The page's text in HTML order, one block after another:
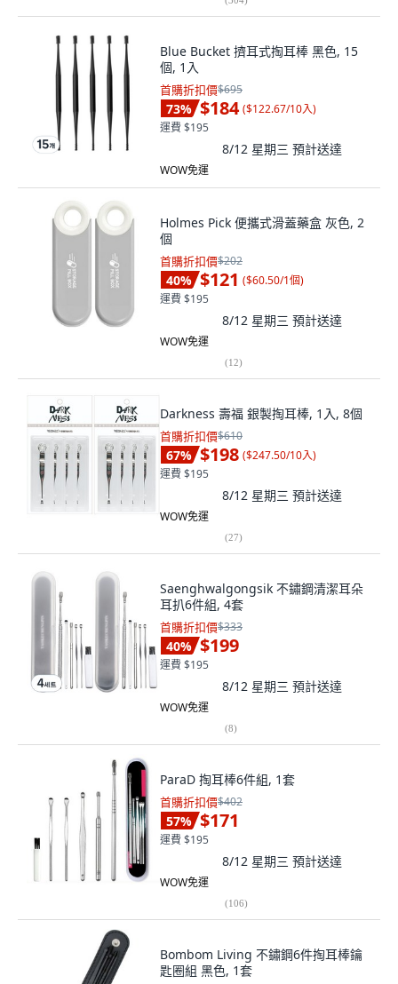
Blue Bucket 擠耳式掏耳棒 黑色, 15
個, 1入
首購折扣價$695
73% $184 ($122.67/10入)
運費 $195
8/12 星期三 預計送達
WOW免運
Holmes Pick 便攜式滑蓋藥盒 灰色, 2
個
首購折扣價$202
40% $121 ($60.50/1個)
運費 $195
8/12 星期三 預計送達
WOW免運
(12)
Darkness 壽福 銀製掏耳棒, 1入, 8個
首購折扣價$610
67% $198 ($247.50/10入)
運費 $195
8/12 星期三 預計送達
WOW免運
(27)
Saenghwalgongsik 不鏽鋼清潔耳朵
耳扒6件組, 4套
首購折扣價$333
40% $199
運費 $195
8/12 星期三 預計送達
WOW免運
(8)
ParaD 掏耳棒6件組, 1套
首購折扣價$402
57% $171
運費 $195
8/12 星期三 預計送達
WOW免運
(106)
Bombom Living 不鏽鋼6件掏耳棒鑰
匙圈組 黑色, 1套